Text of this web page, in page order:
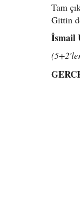
Tam
Gittin
İsmail